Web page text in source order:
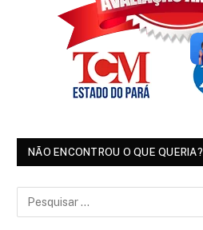
NÃO ENCONTROU O QUE QUERIA?